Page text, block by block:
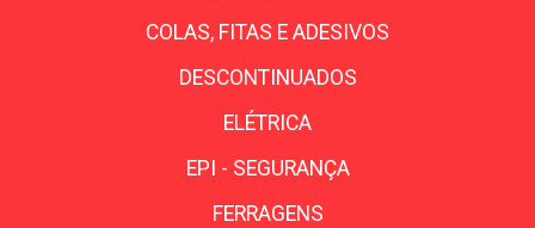
COLAS, FITAS E ADESIVOS
DESCONTINUADOS
ELÉTRICA
EPI - SEGURANÇA
FERRAGENS